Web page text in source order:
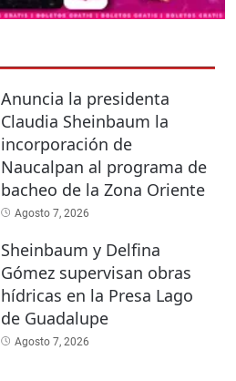
Anuncia la presidenta
Claudia Sheinbaum la
incorporación de
Naucalpan al programa de
bacheo de la Zona Oriente
Agosto 7, 2026
Sheinbaum y Delfina
Gómez supervisan obras
hídricas en la Presa Lago
de Guadalupe
Agosto 7, 2026